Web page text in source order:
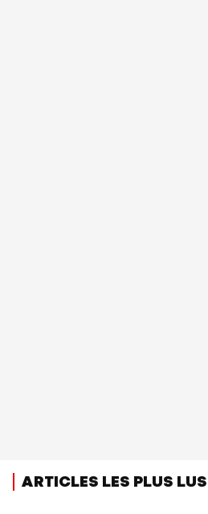
ARTICLES LES PLUS LUS